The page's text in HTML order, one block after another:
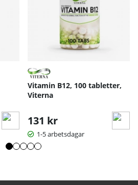
Vitamin B12, 100 tabletter,
Viterna
131 kr
1-5 arbetsdagar